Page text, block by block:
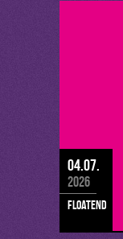
04.07.
2026
floatend